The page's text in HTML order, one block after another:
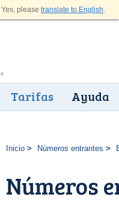
Yes, please translate to English.
Tarifas Ayuda
Inicio Números entrantes
Números